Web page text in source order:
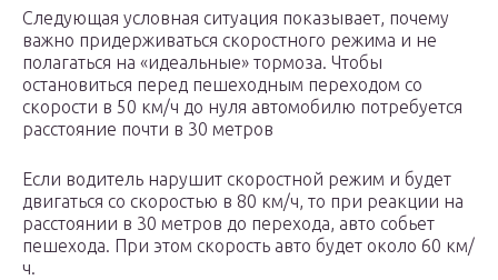
Следующая условная ситуация показывает, почему
важно придерживаться скоростного режима и не
полагаться на «идеальные» тормоза. Чтобы
остановиться перед пешеходным переходом со
скорости в 50 км/ч до нуля автомобилю потребуется
расстояние почти в 30 метров
Если водитель нарушит скоростной режим и будет
двигаться со скоростью в 80 км/ч, то при реакции на
расстоянии в 30 метров до перехода, авто собьет
пешехода. При этом скорость авто будет около 60 км/
ч.